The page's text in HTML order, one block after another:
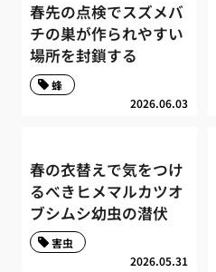
春先の点検でスズメバ
チの巣が作られやすい
場所を封鎖する
2026.06.03
蜂
春の衣替えで気をつけ
るべきヒメマルカツオ
ブシムシ幼虫の潜伏
2026.05.31
害虫